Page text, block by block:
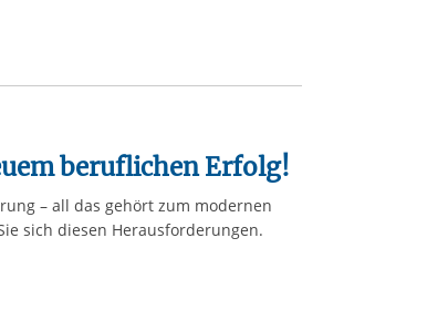
beruflichen Erfolg!
– all das gehört zum modernen
sich diesen Herausforderungen.